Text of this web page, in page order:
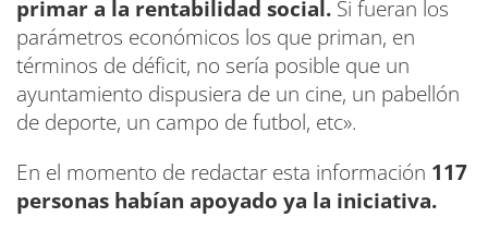
primar a la rentabilidad social. Si fueran los
parámetros económicos los que priman, en
términos de déficit, no sería posible que un
ayuntamiento dispusiera de un cine, un pabellón
de deporte, un campo de futbol, etc».
En el momento de redactar esta información 117
personas habían apoyado ya la iniciativa.